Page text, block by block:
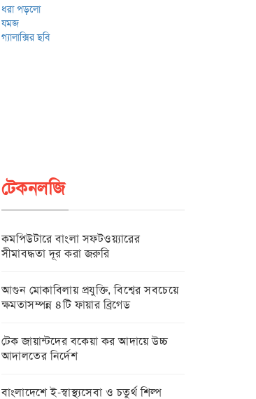
০৬-০৮-২০২৬
টেকনলজি
কমপিউটারে বাংলা সফটওয়্যারের
সীমাবদ্ধতা দূর করা জরুরি
আগুন মোকাবিলায় প্রযুক্তি, বিশ্বের সবচেয়ে
ক্ষমতাসম্পন্ন ৪টি ফায়ার ব্রিগেড
টেক জায়ান্টদের বকেয়া কর আদায়ে উচ্চ
আদালতের নির্দেশ
বাংলাদেশে ই-স্বাস্থ্যসেবা ও চতুর্থ শিল্প